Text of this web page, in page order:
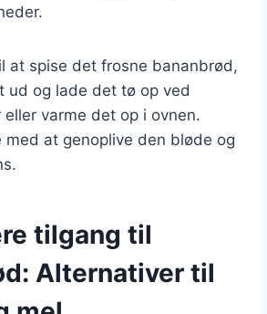
at spise det frosne bananbrød,
ud og lade det tø op ved
varme det op i ovnen.
at genoplive den bløde og
tilgang til
Alternativer til